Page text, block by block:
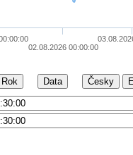
02.08.2026 00:00:00
Rok Data Česky